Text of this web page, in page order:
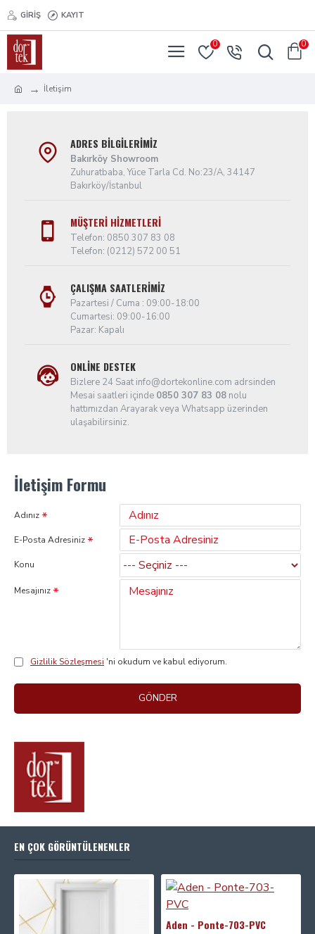
GIRIŞ KAYIT
0 0
İletişim
ADRES BILGILERIMIZ
Bakırköy Showroom
Zuhuratbaba, Yüce Tarla Cd. No:23/A, 34147
Bakırköy/İstanbul
MÜŞTERI HIZMETLERI
Telefon: 0850 307 83 08
Telefon: (0212) 572 00 51
ÇALIŞMA SAATLERIMIZ
Pazartesi / Cuma : 09:00-18:00
Cumartesi: 09:00-16:00
Pazar: Kapalı
ONLINE DESTEK
Bizlere 24 Saat info@dortekonline.com adrsinden
Mesai saatleri içinde 0850 307 83 08 nolu
hattımızdan Arayarak veya Whatsapp üzerinden
ulaşabilirsiniz.
İletişim Formu
Adınız
E-Posta Adresiniz
Konu
Mesajınız
Gizlilik Sözleşmesi 'ni okudum ve kabul ediyorum.
GÖNDER
EN ÇOK GÖRÜNTÜLENENLER
Aden - Ponte-703-PVC